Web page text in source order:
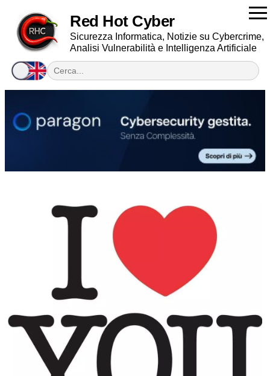
Red Hot Cyber
Sicurezza Informatica, Notizie su Cybercrime,
Analisi Vulnerabilità e Intelligenza Artificiale